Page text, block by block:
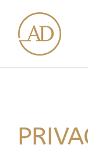
content